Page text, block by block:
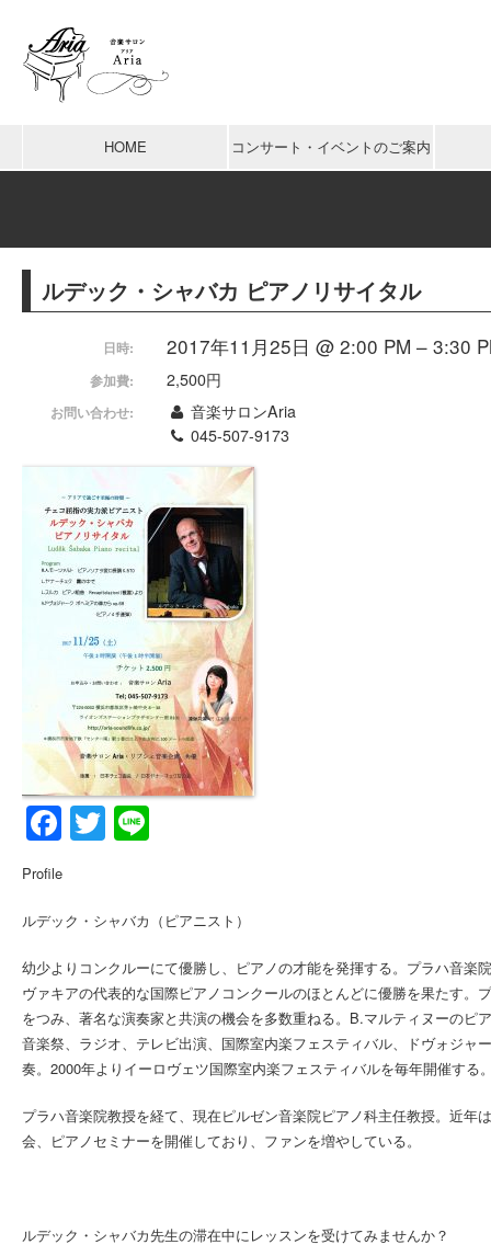
HOME コンサート・イベントのご案内
ルデック・シャバカ ピアノリサイタル
日時: 2017年11月25日 @ 2:00 PM – 3:30
参加費: 2,500円
お問い合わせ:
音楽サロンAria
045-507-9173
Facebook
Twitter
Profile
ルデック・シャバカ（ピアニスト）
幼少よりコンクルーにて優勝し、ピアノの才能を発揮する。プラハ音楽
ヴァキアの代表的な国際ピアノコンクールのほとんどに優勝を果たす。
をつみ、著名な演奏家と共演の機会を多数重ねる。B.マルティヌーのピ
音楽祭、ラジオ、テレビ出演、国際室内楽フェスティバル、ドヴォジャ
奏。2000年よりイーロヴェツ国際室内楽フェスティバルを毎年開催する
プラハ音楽院教授を経て、現在ピルゼン音楽院ピアノ科主任教授。近年
会、ピアノセミナーを開催しており、ファンを増やしている。
ルデック・シャバカ先生の滞在中にレッスンを受けてみませんか？